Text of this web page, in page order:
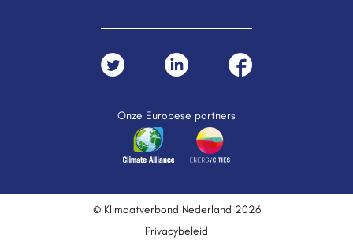
Onze Europese partners
© Klimaatverbond Nederland 2026
Privacybeleid